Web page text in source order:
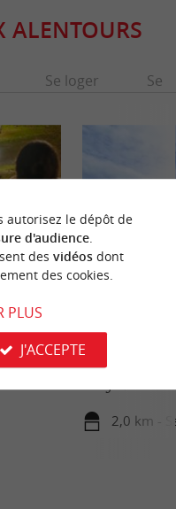
ALENTOURS
Se loger Se
La Tour du Roy
Emilion. Ce
2,0 km -
autorisez le dépôt de
d'audience.
des vidéosdont
des cookies.
PLUS
J'ACCEPTE